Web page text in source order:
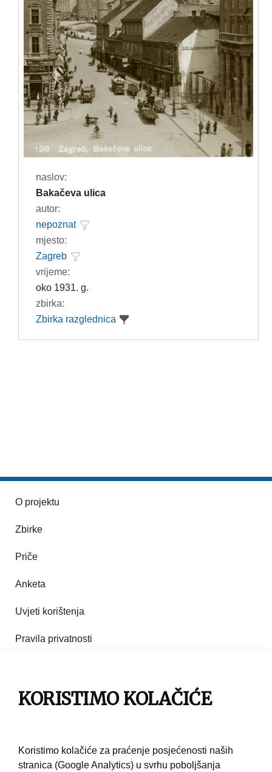
naslov:
Bakačeva ulica
autor:
nepoznat
mjesto:
Zagreb
vrijeme:
oko 1931. g.
zbirka:
Zbirka razglednica
O projektu
Zbirke
Priče
Anketa
Uvjeti korištenja
Pravila privatnosti
Pravila korištenja
KORISTIMO KOLAČIĆE
Koristimo kolačiće za praćenje posjećenosti naših
stranica (Google Analytics) u svrhu poboljšanja